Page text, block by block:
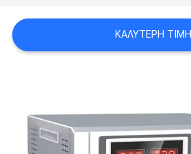
SITEMAP
ΚΑΛΎΤΕΡΗ ΤΙΜΉ